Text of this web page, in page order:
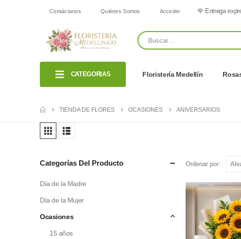
Contáctanos Quiénes Somos Acceder 🌹 Entrega
CATEGORIAS Floristería Medellín
TIENDA DE FLORES OCASIONES ANIVERSARIOS
Ordenar por:
Categorías Del Producto
Día de la Madre
Día de la Mujer
Ocasiones
15 años